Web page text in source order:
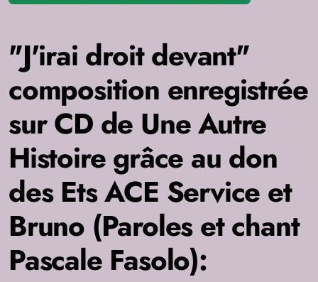
"J'irai droit devant"
composition enregistrée
sur CD de Une Autre
Histoire grâce au don
des Ets ACE Service et
Bruno (Paroles et chant
Pascale Fasolo):